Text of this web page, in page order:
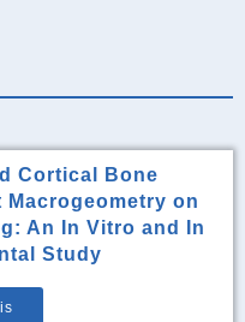
Cortical Bone
on
An In Vitro and In
Study